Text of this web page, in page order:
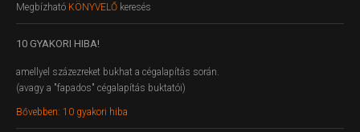
Megbízható KÖNYVELŐ keresés
10 GYAKORI HIBA!
amellyel százezreket bukhat a cégalapítás során.
(avagy a "fapados" cégalapítás buktatói)
Bővebben: 10 gyakori hiba